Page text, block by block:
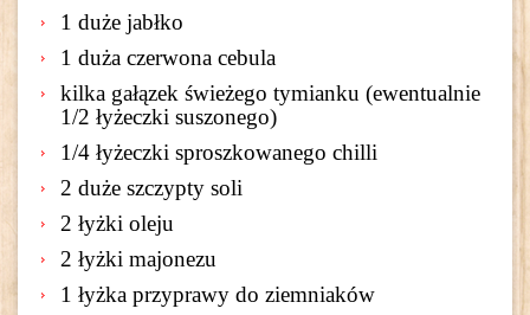
1 duże jabłko
1 duża czerwona cebula
kilka gałązek świeżego tymianku (ewentualnie
1/2 łyżeczki suszonego)
1/4 łyżeczki sproszkowanego chilli
2 duże szczypty soli
2 łyżki oleju
2 łyżki majonezu
1 łyżka przyprawy do ziemniaków